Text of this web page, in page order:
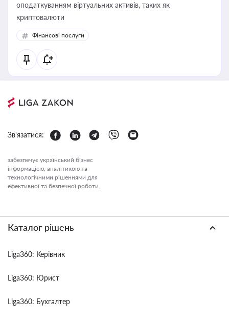
оподаткуванням віртуальних активів, таких як
криптовалюти
Фінансові послуги
Зв'язатися:
забезпечує український бізнес
інформацією, аналітикою та
технологічними рішеннями для
ефективної та безпечної роботи.
Каталог рішень
Liga360: Керівник
Liga360: Юрист
Liga360: Бухгалтер